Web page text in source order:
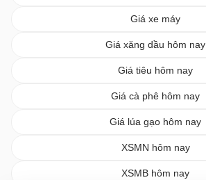
Giá xe máy
Giá xăng dầu hôm nay
Giá tiêu hôm nay
Giá cà phê hôm nay
Giá lúa gạo hôm nay
XSMN hôm nay
XSMB hôm nay